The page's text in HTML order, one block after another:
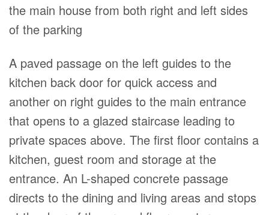
the main house from both right and left sides
of the parking
A paved passage on the left guides to the
kitchen back door for quick access and
another on right guides to the main entrance
that opens to a glazed staircase leading to
private spaces above. The first floor contains a
kitchen, guest room and storage at the
entrance. An L-shaped concrete passage
directs to the dining and living areas and stops